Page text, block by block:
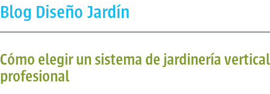
Blog Diseño Jardín
Cómo elegir un sistema de jardinería vertical
profesional